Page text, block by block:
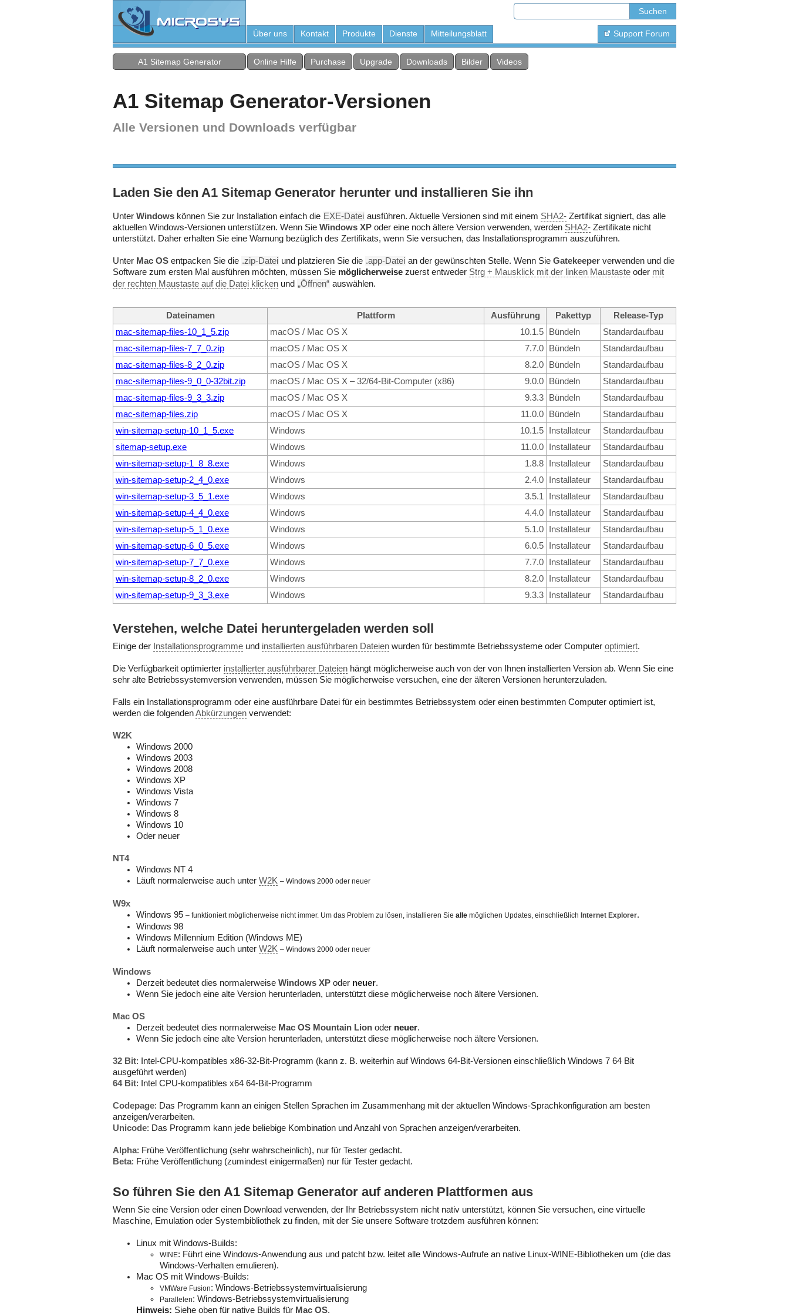
Über uns Kontakt Produkte Dienste Mitteilungsblatt Support Forum
A1 Sitemap Generator Online Hilfe Purchase Upgrade Downloads Bilder Videos
A1 Sitemap Generator-Versionen
Alle Versionen und Downloads verfügbar
Laden Sie den A1 Sitemap Generator herunter und installieren Sie ihn
Unter Windows können Sie zur Installation einfach die EXE-Datei ausführen. Aktuelle Versionen sind mit einem SHA2- Zertifikat signiert, das alle
aktuellen Windows-Versionen unterstützen. Wenn Sie Windows XP oder eine noch ältere Version verwenden, werden SHA2- Zertifikate nicht
unterstützt. Daher erhalten Sie eine Warnung bezüglich des Zertifikats, wenn Sie versuchen, das Installationsprogramm auszuführen.
Unter Mac OS entpacken Sie die .zip-Datei und platzieren Sie die .app-Datei an der gewünschten Stelle. Wenn Sie Gatekeeper verwenden und die
Software zum ersten Mal ausführen möchten, müssen Sie möglicherweise zuerst entweder Strg + Mausklick mit der linken Maustaste oder mit
der rechten Maustaste auf die Datei klicken und „Öffnen“ auswählen.
Dateinamen Plattform Ausführung Pakettyp
Release-Typ
mac-sitemap-files-10_1_5.zip
macOS / Mac OS X 10.1.5 Bündeln
Standardaufbau
mac-sitemap-files-7_7_0.zip
macOS / Mac OS X 7.7.0 Bündeln
Standardaufbau
mac-sitemap-files-8_2_0.zip
macOS / Mac OS X 8.2.0 Bündeln
Standardaufbau
mac-sitemap-files-9_0_0-32bit.zip
macOS / Mac OS X – 32/64-Bit-Computer (x86) 9.0.0 Bündeln
Standardaufbau
mac-sitemap-files-9_3_3.zip
macOS / Mac OS X 9.3.3 Bündeln
Standardaufbau
mac-sitemap-files.zip
macOS / Mac OS X 11.0.0 Bündeln
Standardaufbau
win-sitemap-setup-10_1_5.exe
Windows 10.1.5 Installateur
Standardaufbau
sitemap-setup.exe
Windows 11.0.0 Installateur
Standardaufbau
win-sitemap-setup-1_8_8.exe
Windows 1.8.8 Installateur
Standardaufbau
win-sitemap-setup-2_4_0.exe
Windows 2.4.0 Installateur
Standardaufbau
win-sitemap-setup-3_5_1.exe
Windows 3.5.1 Installateur
Standardaufbau
win-sitemap-setup-4_4_0.exe
Windows 4.4.0 Installateur
Standardaufbau
win-sitemap-setup-5_1_0.exe
Windows 5.1.0 Installateur
Standardaufbau
win-sitemap-setup-6_0_5.exe
Windows 6.0.5 Installateur
Standardaufbau
win-sitemap-setup-7_7_0.exe
Windows 7.7.0 Installateur
Standardaufbau
win-sitemap-setup-8_2_0.exe
Windows 8.2.0 Installateur
Standardaufbau
win-sitemap-setup-9_3_3.exe
Windows 9.3.3 Installateur Standardaufbau
Verstehen, welche Datei heruntergeladen werden soll
Einige der Installationsprogramme und installierten ausführbaren Dateien wurden für bestimmte Betriebssysteme oder Computer optimiert.
Die Verfügbarkeit optimierter installierter ausführbarer Dateien hängt möglicherweise auch von der von Ihnen installierten Version ab. Wenn Sie eine
sehr alte Betriebssystemversion verwenden, müssen Sie möglicherweise versuchen, eine der älteren Versionen herunterzuladen.
Falls ein Installationsprogramm oder eine ausführbare Datei für ein bestimmtes Betriebssystem oder einen bestimmten Computer optimiert ist,
werden die folgendenAbkürzungen verwendet:
W2K
Windows 2000
Windows 2003
Windows 2008
Windows XP
Windows Vista
Windows 7
Windows 8
Windows 10
Oder neuer
NT4
Windows NT 4
Läuft normalerweise auch unter W2K – Windows 2000 oder neuer
W9x
Windows 95 – funktioniert möglicherweise nicht immer. Um das Problem zu lösen, installieren Sie alle möglichen Updates, einschließlich Internet Explorer.
Windows 98
Windows Millennium Edition (Windows ME)
Läuft normalerweise auch unter W2K – Windows 2000 oder neuer
Windows
Derzeit bedeutet dies normalerweise Windows XP oder neuer.
Wenn Sie jedoch eine alte Version herunterladen, unterstützt diese möglicherweise noch ältere Versionen.
Mac OS
Derzeit bedeutet dies normalerweise Mac OS Mountain Lion oder neuer.
Wenn Sie jedoch eine alte Version herunterladen, unterstützt diese möglicherweise noch ältere Versionen.
32 Bit: Intel-CPU-kompatibles x86-32-Bit-Programm (kann z. B. weiterhin auf Windows 64-Bit-Versionen einschließlich Windows 7 64 Bit
ausgeführt werden)
64 Bit: Intel CPU-kompatibles x64 64-Bit-Programm
Codepage: Das Programm kann an einigen Stellen Sprachen im Zusammenhang mit der aktuellen Windows-Sprachkonfiguration am besten
anzeigen/verarbeiten.
Unicode: Das Programm kann jede beliebige Kombination und Anzahl von Sprachen anzeigen/verarbeiten.
Alpha: Frühe Veröffentlichung (sehr wahrscheinlich), nur für Tester gedacht.
Beta: Frühe Veröffentlichung (zumindest einigermaßen) nur für Tester gedacht.
So führen Sie den A1 Sitemap Generator auf anderen Plattformen aus
Wenn Sie eine Version oder einen Download verwenden, der Ihr Betriebssystem nicht nativ unterstützt, können Sie versuchen, eine virtuelle
Maschine, Emulation oder Systembibliothek zu finden, mit der Sie unsere Software trotzdem ausführen können:
Linux mit Windows-Builds:
WINE: Führt eine Windows-Anwendung aus und patcht bzw. leitet alle Windows-Aufrufe an native Linux-WINE-Bibliotheken um (die das
Windows-Verhalten emulieren).
Mac OS mit Windows-Builds:
VMWare Fusion: Windows-Betriebssystemvirtualisierung
Parallelen: Windows-Betriebssystemvirtualisierung
Hinweis: Siehe oben für native Builds für Mac OS.